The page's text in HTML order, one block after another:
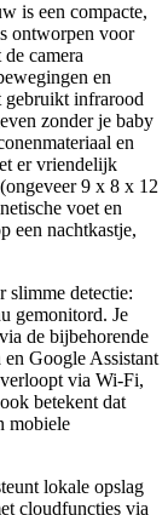
is een compacte,
ontworpen voor
camera
en
gebruikt infrarood
zonder je baby
en
er vriendelijk
9 x 8 x 12
voet en
een nachtkastje,
slimme detectie:
gemonitord. Je
de bijbehorende
en Google Assistant
via Wi‑Fi,
betekent dat
mobiele
lokale opslag
cloudfuncties via